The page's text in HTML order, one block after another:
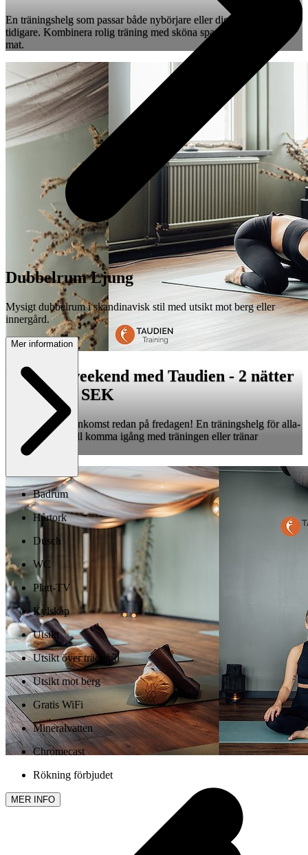
En träningshelg som passar både nybörjare eller dig som tränat
tidigare. Kombinera rolig träning med sköna spastunder och god
mat.
Träningsweekend med Taudien - 2 nätter
från 5 890 SEK
Njut extra med ankomst redan på fredagen! En träningshelg för alla-
oavsett om du vill komma igång med träningen eller tränar
regelbundet.
Dubbelrum Ljung
Mysigt dubbelrum i skandinavisk stil med utsikt mot berg eller
innergård.
Mer information
Badrum
Hårtork
Dusch
WC
Platt-TV
Kylskåp
Utsikt
Utsikt över trädgård
Utsikt mot berg
Gratis WiFi
Mineralvatten
Chromecast
Rökning förbjudet
MER INFO